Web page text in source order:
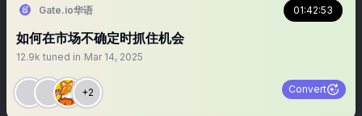
Gate.io华语 01:42:53
如何在市场不确定时抓住机会
12.9k tuned in Mar 14, 2025
+2 Convert